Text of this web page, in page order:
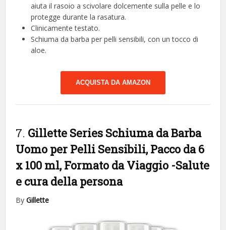
aiuta il rasoio a scivolare dolcemente sulla pelle e lo
protegge durante la rasatura.
Clinicamente testato.
Schiuma da barba per pelli sensibili, con un tocco di
aloe.
ACQUISTA DA AMAZON
7. Gillette Series Schiuma da Barba
Uomo per Pelli Sensibili, Pacco da 6
x 100 ml, Formato da Viaggio -Salute
e cura della persona
ByGillette